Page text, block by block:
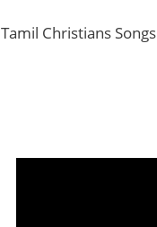
Tamil Christians Songs